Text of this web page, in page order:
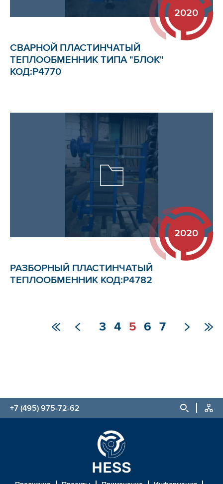
2020
СВАРНОЙ ПЛАСТИНЧАТЫЙ
ТЕПЛООБМЕННИК ТИПА "БЛОК"
КОД:Р4770
2020
РАЗБОРНЫЙ ПЛАСТИНЧАТЫЙ
ТЕПЛООБМЕННИК КОД:Р4782
3 4 5 6 7
+7 (495) 975-72-62